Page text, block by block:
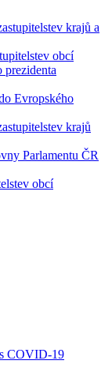
krajů a
obcí
Evropského
krajů
Parlamentu ČR
obcí
COVID-19